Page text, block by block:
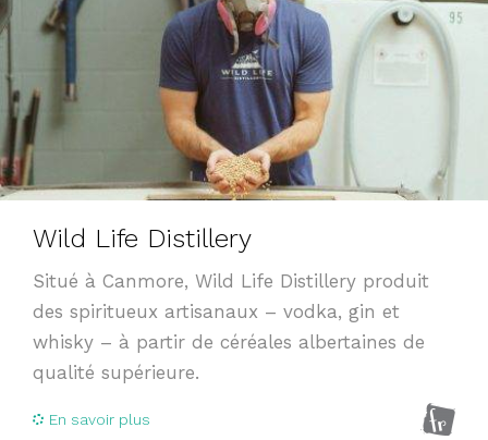
Wild Life Distillery
Situé à Canmore, Wild Life Distillery produit
des spiritueux artisanaux – vodka, gin et
whisky – à partir de céréales albertaines de
qualité supérieure.
En savoir plus